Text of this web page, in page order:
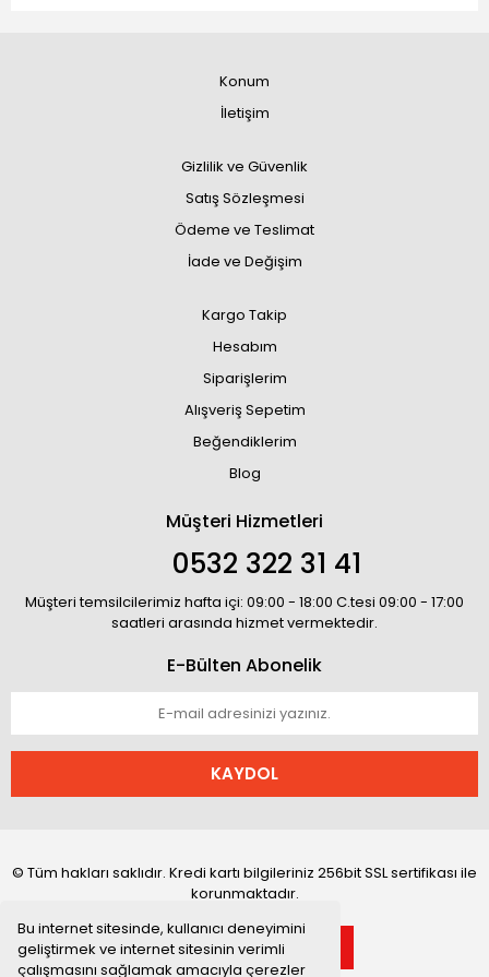
Bu internet sitesinde, kullanıcı deneyimini
geliştirmek ve internet sitesinin verimli
çalışmasını sağlamak amacıyla çerezler
Konum
İletişim
Gizlilik ve Güvenlik
Satış Sözleşmesi
Ödeme ve Teslimat
İade ve Değişim
Kargo Takip
Hesabım
Siparişlerim
Alışveriş Sepetim
Beğendiklerim
Blog
Müşteri Hizmetleri
0532 322 31 41
Müşteri temsilcilerimiz hafta içi: 09:00 - 18:00 C.tesi 09:00 - 17:00
saatleri arasında hizmet vermektedir.
E-Bülten Abonelik
KAYDOL
© Tüm hakları saklıdır. Kredi kartı bilgileriniz 256bit SSL sertifikası ile
korunmaktadır.